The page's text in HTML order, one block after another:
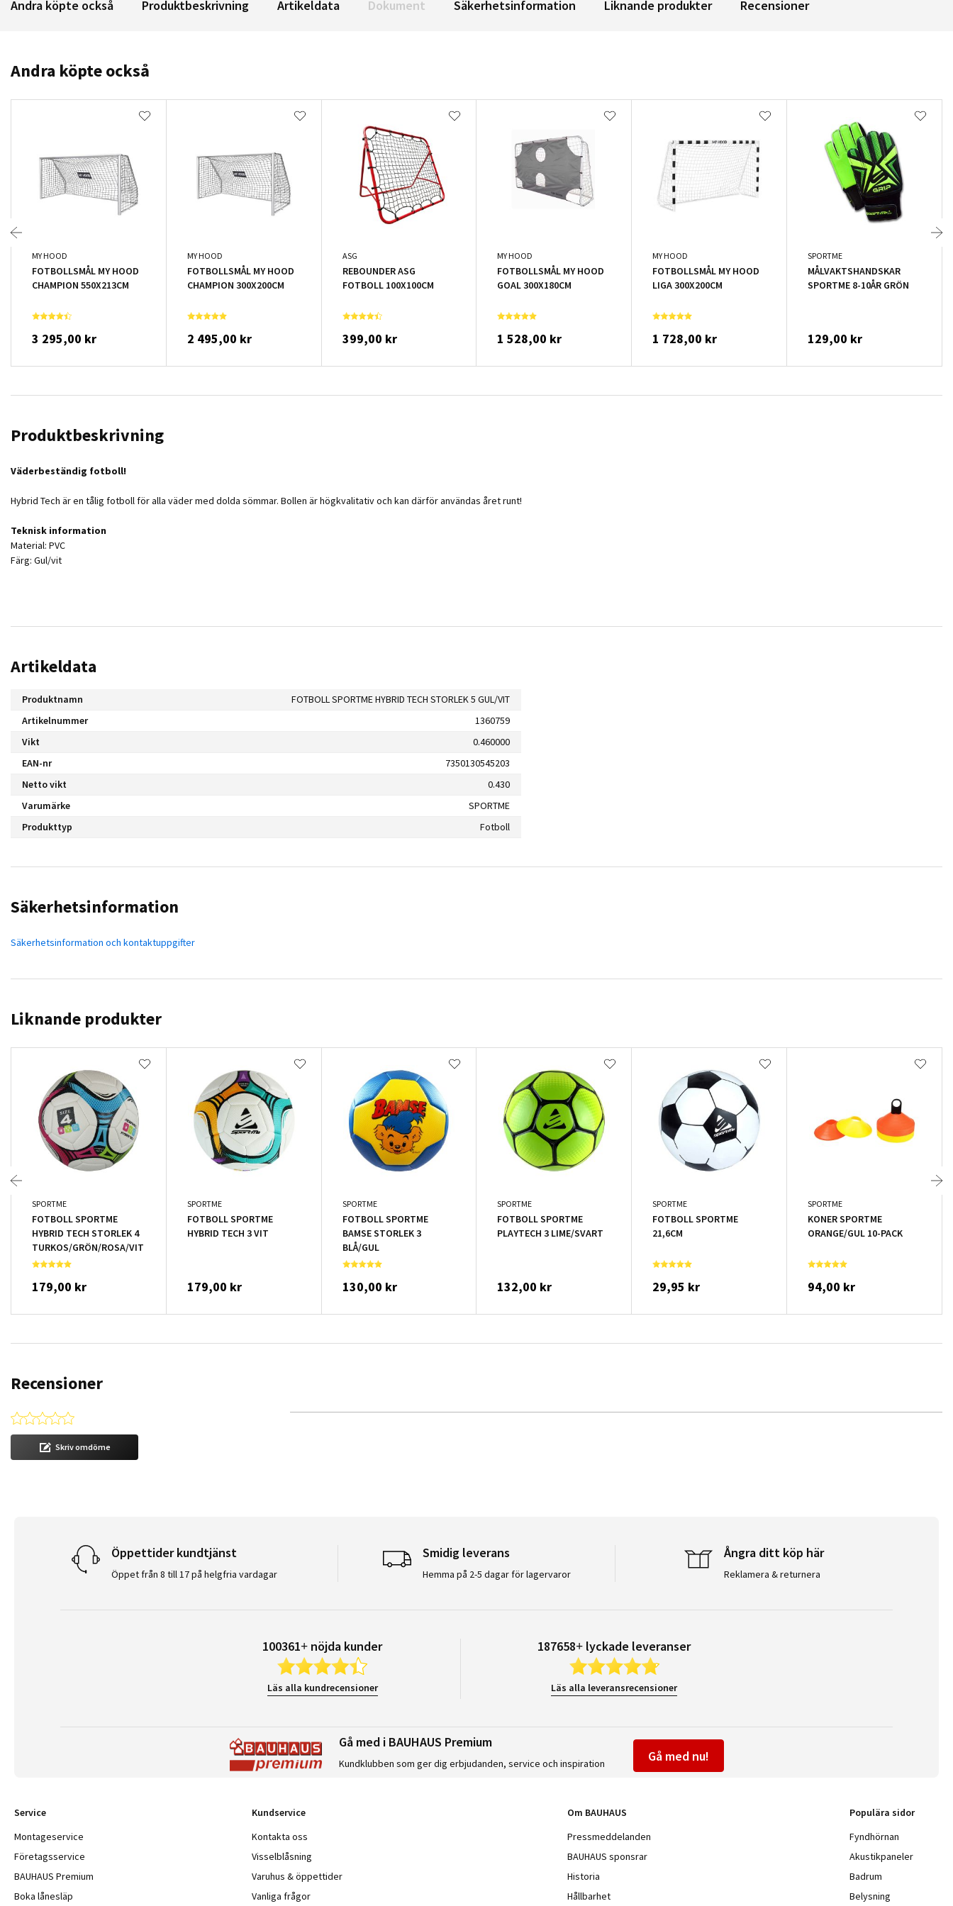
Andra köpte också Produktbeskrivning Artikeldata Dokument Säkerhetsinformation Liknande produkter Recensioner
Andra köpte också
MY HOOD
FOTBOLLSMÅL MY HOOD
CHAMPION 550X213CM
3 295,00 kr
MY HOOD
FOTBOLLSMÅL MY HOOD
CHAMPION 300X200CM
2 495,00 kr
ASG
REBOUNDER ASG
FOTBOLL 100X100CM
399,00 kr
MY HOOD
FOTBOLLSMÅL MY HOOD
GOAL 300X180CM
1 528,00 kr
MY HOOD
FOTBOLLSMÅL MY HOOD
LIGA 300X200CM
1 728,00 kr
SPORTME
MÅLVAKTSHANDSKAR
SPORTME 8-10ÅR GRÖN
129,00 kr
Produktbeskrivning
Väderbeständig fotboll!
Hybrid Tech är en tålig fotboll för alla väder med dolda sömmar. Bollen är högkvalitativ och kan därför användas året runt!
Teknisk information
Material: PVC
Färg: Gul/vit
Artikeldata
Produktnamn
FOTBOLL SPORTME HYBRID TECH STORLEK 5 GUL/VIT
Artikelnummer
1360759
Vikt
0.460000
EAN-nr
7350130545203
Netto vikt
0.430
Varumärke
SPORTME
Produkttyp
Fotboll
Säkerhetsinformation
Säkerhetsinformation och kontaktuppgifter
Liknande produkter
SPORTME
FOTBOLL SPORTME
HYBRID TECH STORLEK 4
TURKOS/GRÖN/ROSA/VIT
179,00 kr
SPORTME
FOTBOLL SPORTME
HYBRID TECH 3 VIT
179,00 kr
SPORTME
FOTBOLL SPORTME
BAMSE STORLEK 3
BLÅ/GUL
130,00 kr
SPORTME
FOTBOLL SPORTME
PLAYTECH 3 LIME/SVART
132,00 kr
SPORTME
FOTBOLL SPORTME
21,6CM
29,95 kr
SPORTME
KONER SPORTME
ORANGE/GUL 10-PACK
94,00 kr
Recensioner
0.0 star rating
Skriv omdöme
Öppettider kundtjänst
Öppet från 8 till 17 på helgfria vardagar
Smidig leverans
Hemma på 2-5 dagar för lagervaror
Ångra ditt köp här
Reklamera & returnera
100361+ nöjda kunder
Läs alla kundrecensioner
187658+ lyckade leveranser
Läs alla leveransrecensioner
Gå med i BAUHAUS Premium
Kundklubben som ger dig erbjudanden, service och inspiration Gå med nu!
Service
Montageservice
Företagsservice
BAUHAUS Premium
Boka lånesläp
Kundservice
Kontakta oss
Visselblåsning
Varuhus & öppettider
Vanliga frågor
Om BAUHAUS
Pressmeddelanden
BAUHAUS sponsrar
Historia
Hållbarhet
Populära sidor
Fyndhörnan
Akustikpaneler
Badrum
Belysning